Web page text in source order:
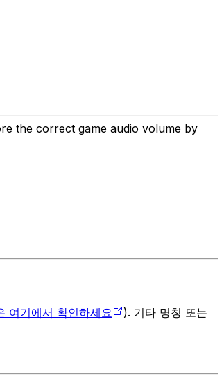
the correct game audio volume by
여기에서 확인하세요
). 기타 명칭 또는